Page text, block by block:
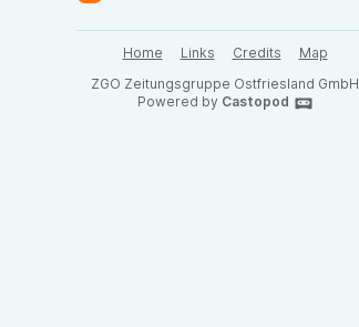
Home Links Credits
Map
ZGO Zeitungsgruppe Ostfriesland GmbH
Powered by Castopod